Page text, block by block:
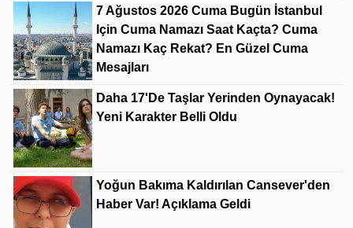
7 Ağustos 2026 Cuma Bugün İstanbul
Için Cuma Namazı Saat Kaçta? Cuma
Namazı Kaç Rekat? En Güzel Cuma
Mesajları
Daha 17'de Taşlar Yerinden Oynayacak!
Yeni Karakter Belli Oldu
Yoğun Bakıma Kaldırılan Cansever'den
Haber Var! Açıklama Geldi